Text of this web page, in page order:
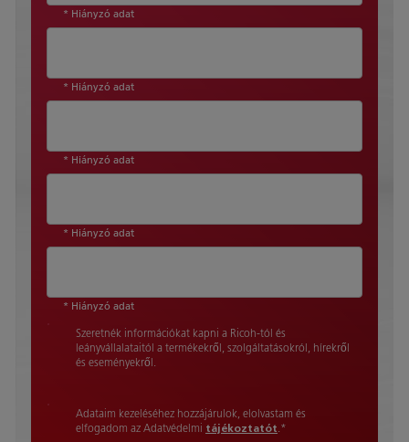
* Hiányzó adat
* Hiányzó adat
* Hiányzó adat
* Hiányzó adat
* Hiányzó adat
Szeretnék információkat kapni a Ricoh-tól és
leányvállalataitól a termékekről, szolgáltatásokról, hírekről
és eseményekről.
Adataim kezeléséhez hozzájárulok, elolvastam és
elfogadom az Adatvédelmi tájékoztatót.*